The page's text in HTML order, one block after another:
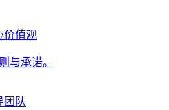
价值观
与承诺。
团队